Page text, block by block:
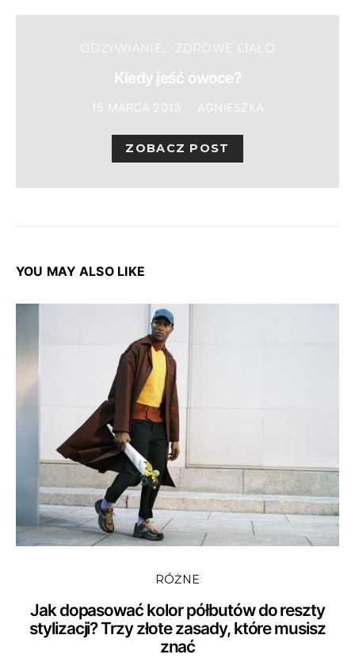
ODŻYWIANIE ZDROWE CIAŁO
Kiedy jeść owoce?
15 MARCA 2013 AGNIESZKA
ZOBACZ POST
YOU MAY ALSO LIKE
RÓŻNE
Jak dopasować kolor półbutów do reszty
stylizacji? Trzy złote zasady, które musisz
znać